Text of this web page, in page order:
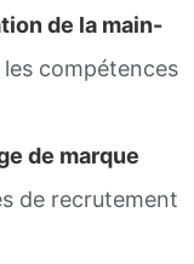
de la main-
compétences
de marque
de recrutement